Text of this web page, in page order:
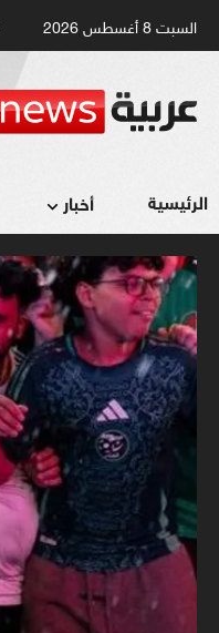
السبت 8 أغسطس 2026
الرئيسية أخبار